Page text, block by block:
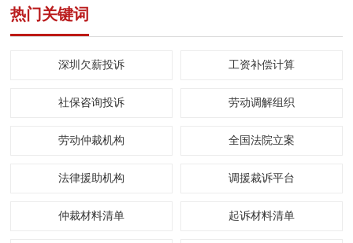
热门关键词
深圳欠薪投诉 工资补偿计算
社保咨询投诉 劳动调解组织
劳动仲裁机构 全国法院立案
法律援助机构 调援裁诉平台
仲裁材料清单 起诉材料清单